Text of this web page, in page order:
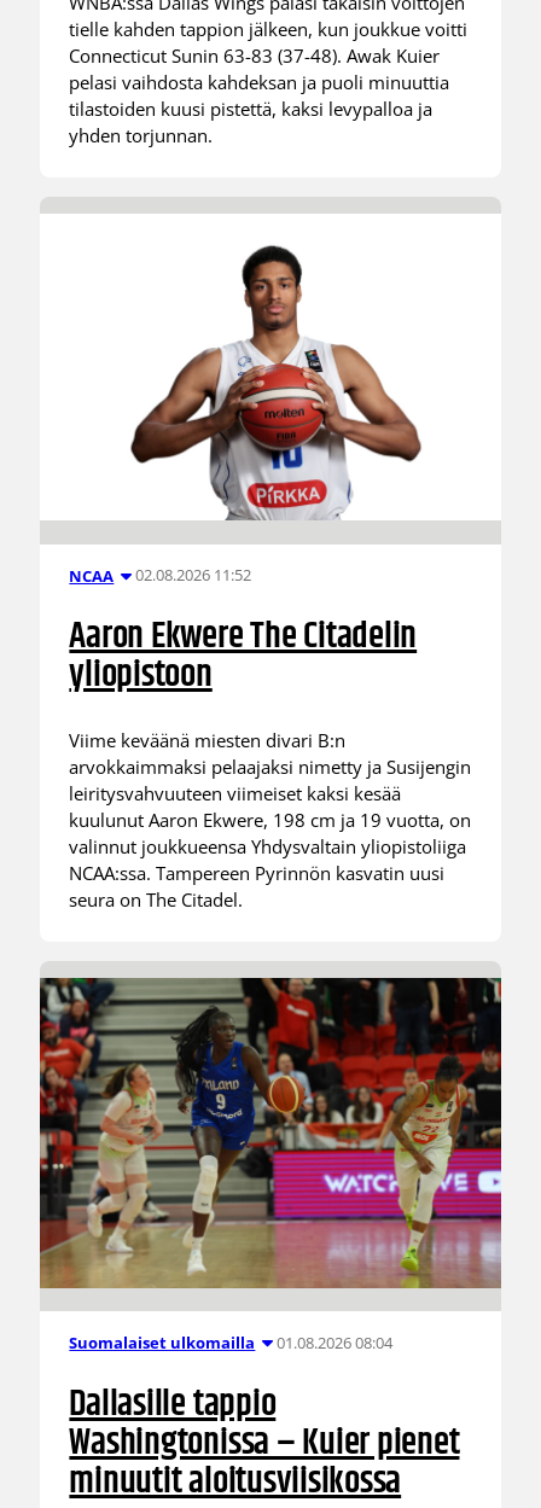
tielle kahden tappion jälkeen, kun joukkue voitti
Connecticut Sunin 63-83 (37-48). Awak Kuier
pelasi vaihdosta kahdeksan ja puoli minuuttia
tilastoiden kuusi pistettä, kaksi levypalloa ja
yhden torjunnan.
NCAA 02.08.2026 11:52
Aaron Ekwere The Citadelin
yliopistoon
Viime keväänä miesten divari B:n
arvokkaimmaksi pelaajaksi nimetty ja Susijengin
leiritysvahvuuteen viimeiset kaksi kesää
kuulunut Aaron Ekwere, 198 cm ja 19 vuotta, on
valinnut joukkueensa Yhdysvaltain yliopistoliiga
NCAA:ssa. Tampereen Pyrinnön kasvatin uusi
seura on The Citadel.
Suomalaiset ulkomailla 01.08.2026 08:04
Dallasille tappio
Washingtonissa – Kuier pienet
minuutit aloitusviisikossa